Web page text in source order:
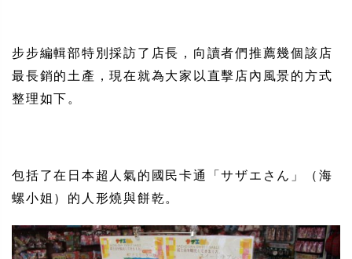
步步編輯部特別採訪了店長，向讀者們推薦幾個該店
最長銷的土產，現在就為大家以直擊店內風景的方式
整理如下。
包括了在日本超人氣的國民卡通「サザエさん」（海
螺小姐）的人形燒與餅乾。